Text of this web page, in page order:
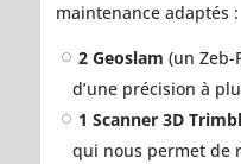
maintenance adaptés :
2 Geoslam (un Zeb-
d’une précision à
1 Scanner 3D
qui nous permet de